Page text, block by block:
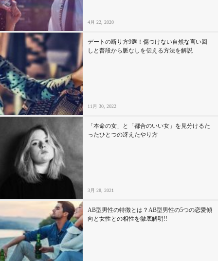
4月 22, 2020
デートの断り方9選！傷つけない自然な言い回
しと普段から脈なしを伝える方法を解説
11月 30, 2022
「本命の女」と「都合のいい女」を見分けるた
ったひとつの冴えたやり方
3月 28, 2021
AB型男性の特徴とは？AB型男性の5つの恋愛傾
向と女性との相性を徹底解明!!